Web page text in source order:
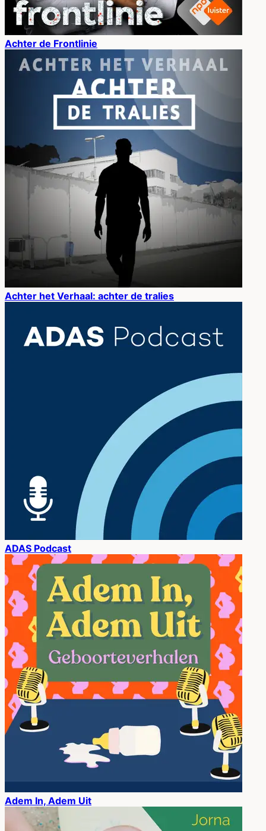
Achter de Frontlinie
Achter het Verhaal: achter de tralies
ADAS Podcast
Adem In, Adem Uit